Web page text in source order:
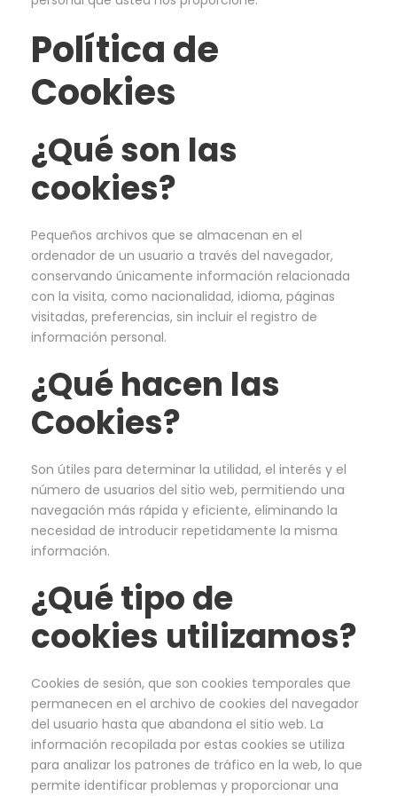
Política de
Cookies
¿Qué son las
cookies?
Pequeños archivos que se almacenan en el
ordenador de un usuario a través del navegador,
conservando únicamente información relacionada
con la visita, como nacionalidad, idioma, páginas
visitadas, preferencias, sin incluir el registro de
información personal.
¿Qué hacen las
Cookies?
Son útiles para determinar la utilidad, el interés y el
número de usuarios del sitio web, permitiendo una
navegación más rápida y eficiente, eliminando la
necesidad de introducir repetidamente la misma
información.
¿Qué tipo de
cookies utilizamos?
Cookies de sesión, que son cookies temporales que
permanecen en el archivo de cookies del navegador
del usuario hasta que abandona el sitio web. La
información recopilada por estas cookies se utiliza
para analizar los patrones de tráfico en la web, lo que
permite identificar problemas y proporcionar una